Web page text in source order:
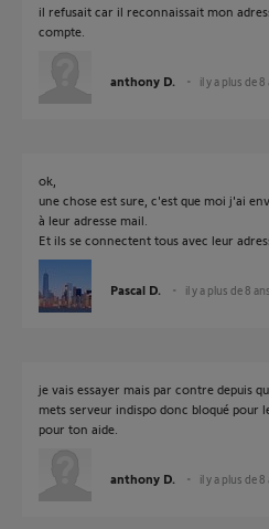
il refusait car il reconnaissait mon
compte.
anthony D. il y a plus de 8
ok,
une chose est sure, c'est que moi j'ai
à leur adresse mail.
Et ils se connectent tous avec leur
Pascal D. il y a plus de 8 ans
je vais essayer mais par contre depuis
mets serveur indispo donc bloqué pour
pour ton aide.
anthony D. il y a plus de 8